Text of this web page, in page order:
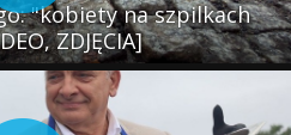
"kobiety na szpilkach
ZDJĘCIA]